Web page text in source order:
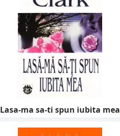
Lasa-ma sa-ti spun iubita mea